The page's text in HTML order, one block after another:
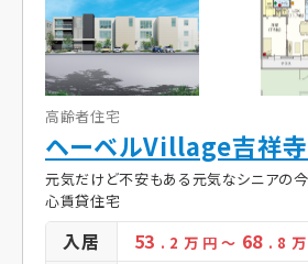
高齢者住宅
ヘーベルVillage吉祥
元気だけど不安もある元気なシニアの
心賃貸住宅
入居 53 . 2 万 円～ 68 . 8